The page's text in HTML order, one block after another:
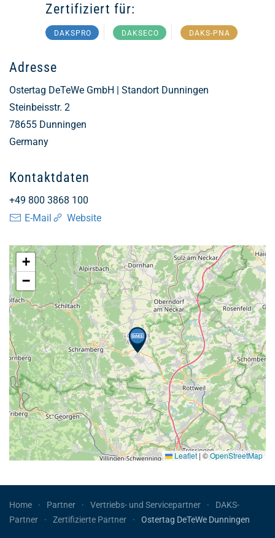
Zertifiziert für:
DAKSPRO DAKSECO DAKS-PNA
Adresse
Ostertag DeTeWe GmbH | Standort Dunningen
Steinbeisstr. 2
78655 Dunningen
Germany
Kontaktdaten
+49 800 3868 100
E-Mail
Website
+
−
Leaflet |©OpenStreetMap
Home Partner Vertriebs- und Servicepartner
DAKS-
Partner
Zertifizierte Partner Ostertag DeTeWe Dunningen